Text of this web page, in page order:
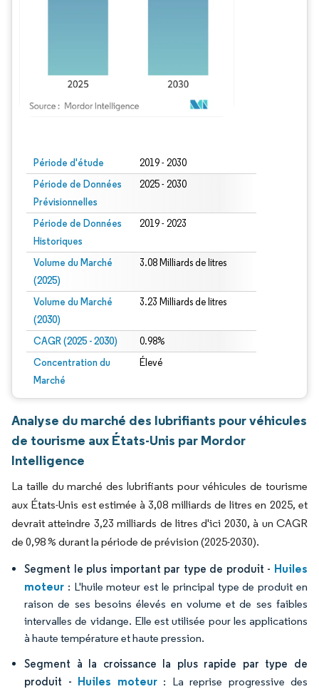
Période d'étude 2019 - 2030
Période de Données
Prévisionnelles
2025 - 2030
Période de Données
Historiques
2019 - 2023
Volume du Marché
(2025)
3.08 Milliards de litres
Volume du Marché
(2030)
3.23 Milliards de litres
CAGR (2025 - 2030) 0.98%
Concentration du
Marché
Élevé
Analyse du marché des lubrifiants pour véhicules
de tourisme aux États-Unis par Mordor
Intelligence
La taille du marché des lubrifiants pour véhicules de tourisme
aux États-Unis est estimée à 3,08 milliards de litres en 2025, et
devrait atteindre 3,23 milliards de litres d'ici 2030, à un CAGR
de 0,98 % durant la période de prévision (2025-2030).
Segment le plus important par type de produit - Huiles
moteur : L'huile moteur est le principal type de produit en
raison de ses besoins élevés en volume et de ses faibles
intervalles de vidange. Elle est utilisée pour les applications
à haute température et haute pression.
Segment à la croissance la plus rapide par type de
produit - Huiles moteur: La reprise progressive des